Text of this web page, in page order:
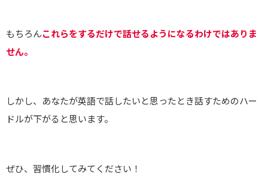
もちろんこれらをするだけで話せるようになるわけではありま
せん。
しかし、あなたが英語で話したいと思ったとき話すためのハー
ドルが下がると思います。
ぜひ、習慣化してみてください！